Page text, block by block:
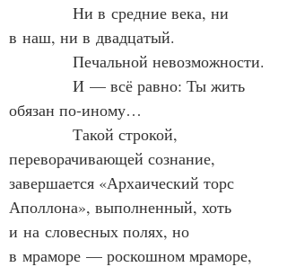
Ни в средние века, ни
в наш, ни в двадцатый.
Печальной невозможности.
И — всё равно: Ты жить
обязан по‑иному…
Такой строкой,
переворачивающей сознание,
завершается «Архаический торс
Аполлона», выполненный, хоть
и на словесных полях, но
в мраморе — роскошном мраморе,